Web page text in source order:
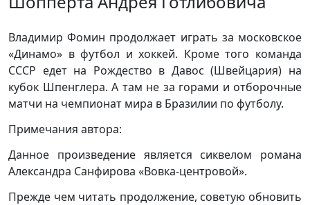
Владимир Фомин продолжает играть за московское
«Динамо» в футбол и хоккей. Кроме того команда
СССР едет на Рождество в Давос (Швейцария) на
кубок Шпенглера. А там не за горами и отборочные
матчи на чемпионат мира в Бразилии по футболу.
Примечания автора:
Данное произведение является сиквелом романа
Александра Санфирова «Вовка-центровой».
Прежде чем читать продолжение, советую обновить